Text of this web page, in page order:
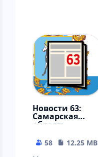
Новости 63:
Самарская
область
58
12.25 MB